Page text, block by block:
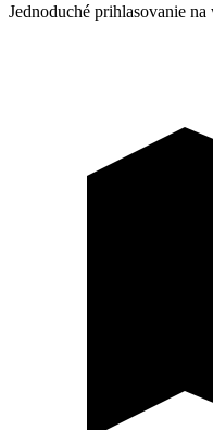
Jednoduché prihlasovanie